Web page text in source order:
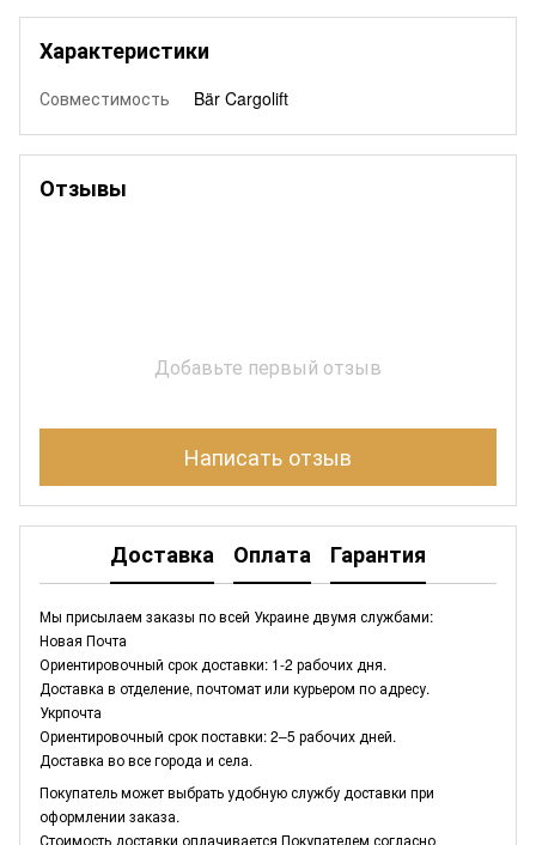
Характеристики
Совместимость Bär Cargolift
Отзывы
Добавьте первый отзыв
Написать отзыв
Доставка Оплата Гарантия
Мы присылаем заказы по всей Украине двумя службами:
Новая Почта
Ориентировочный срок доставки: 1-2 рабочих дня.
Доставка в отделение, почтомат или курьером по адресу.
Укрпочта
Ориентировочный срок поставки: 2–5 рабочих дней.
Доставка во все города и села.
Покупатель может выбрать удобную службу доставки при
оформлении заказа.
Стоимость доставки оплачивается Покупателем согласно